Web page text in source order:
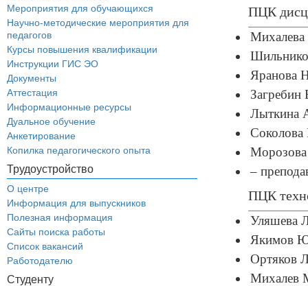
Мероприятия для обучающихся
Научно-методические мероприятия для
педагогов
Курсы повышения квалификации
Инструкции ГИС ЭО
Документы
Аттестация
Информационные ресурсы
Дуальное обучение
Анкетирование
Копилка педагогического опыта
Трудоустройство
О центре
Информация для выпускников
Полезная информация
Сайты поиска работы
Список вакансий
Работодателю
Студенту
ПЦК
Михалева
Яранова
Загребин
Лыткина
–
ПЦК
Уляшева
Якимов
Ортяков
Михалев